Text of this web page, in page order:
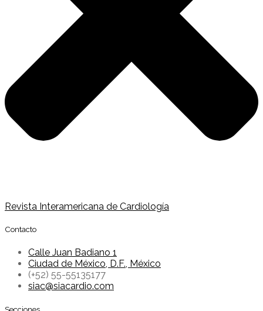
Revista Interamericana de Cardiología
Contacto
Calle Juan Badiano 1
Ciudad de México, D.F., México
(+52) 55-55135177
siac@siacardio.com